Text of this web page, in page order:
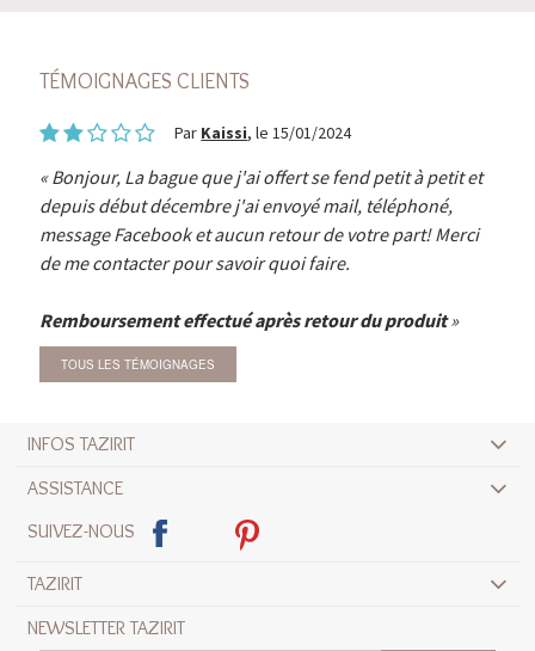
TÉMOIGNAGES CLIENTS
Par Kaissi, le 15/01/2024
Bonjour, La bague que j'ai offert se fend petit à petit et
depuis début décembre j'ai envoyé mail, téléphoné,
message Facebook et aucun retour de votre part! Merci
de me contacter pour savoir quoi faire.
Remboursement effectué après retour du produit
TOUS LES TÉMOIGNAGES
INFOS TAZIRIT
ASSISTANCE
SUIVEZ-NOUS
TAZIRIT
NEWSLETTER TAZIRIT